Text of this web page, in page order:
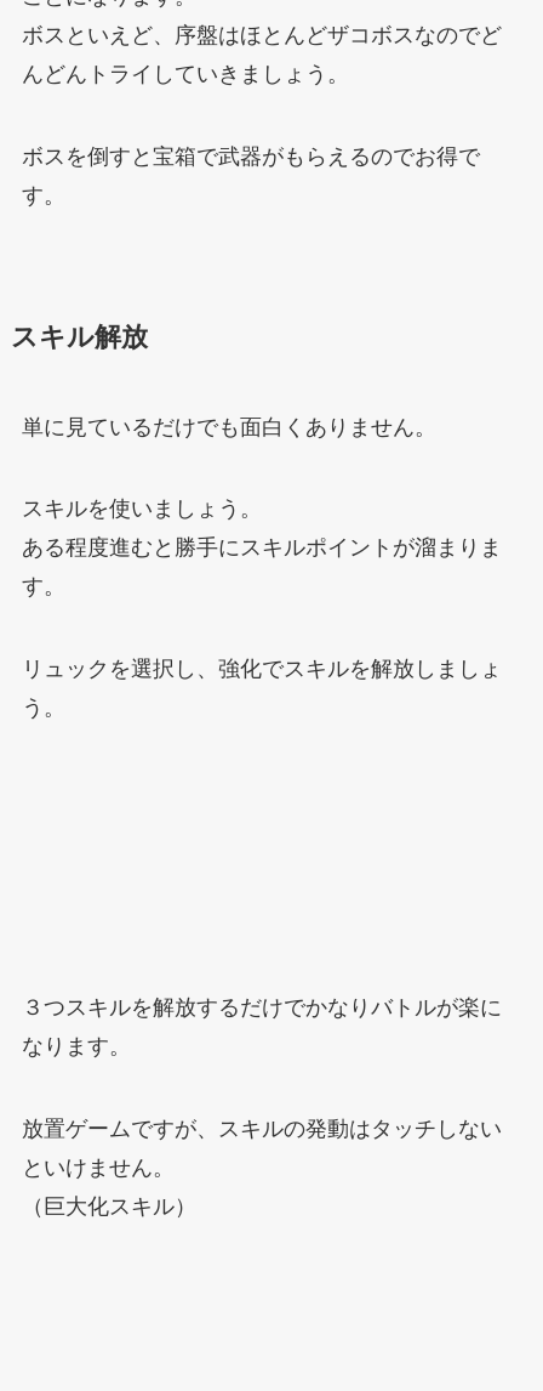
ボスといえど、序盤はほとんどザコボスなのでど
んどんトライしていきましょう。
ボスを倒すと宝箱で武器がもらえるのでお得で
す。
スキル解放
単に見ているだけでも面白くありません。
スキルを使いましょう。
ある程度進むと勝手にスキルポイントが溜まりま
す。
リュックを選択し、強化でスキルを解放しましょ
う。
３つスキルを解放するだけでかなりバトルが楽に
なります。
放置ゲームですが、スキルの発動はタッチしない
といけません。
（巨大化スキル）